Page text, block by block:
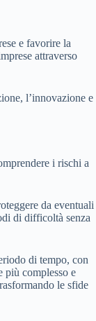
e favorire la
attraverso
l’innovazione e
i rischi a
da eventuali
di difficoltà senza
di tempo, con
più complesso e
le sfide